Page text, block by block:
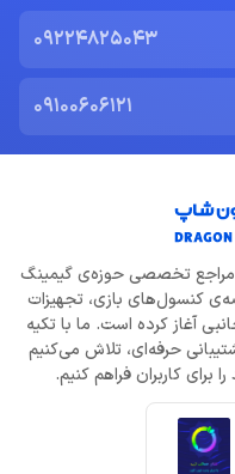
09224825043
09100606121
به‌عنوان یکی از مراجع تخصصی حوزه‌ی گیمینگ
کنسول‌های بازی، تجهیزات
آغاز کرده است. ما با تکیه
حرفه‌ای، تلاش می‌کنیم
کاربران فراهم کنیم.